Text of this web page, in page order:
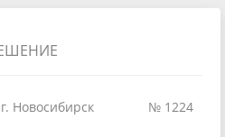
г. Новосибирск № 1224